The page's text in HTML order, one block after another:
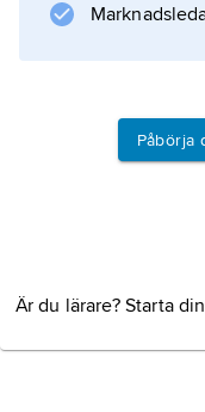
innefatta
Påbörja
Är du lärare? Starta